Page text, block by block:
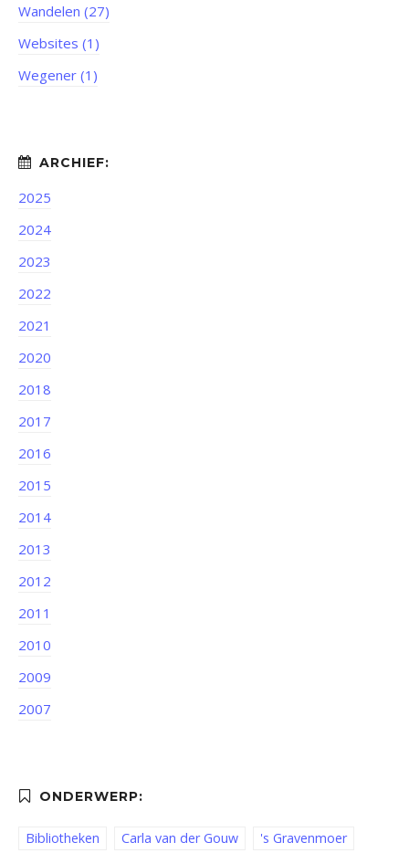
Wandelen (27)
Websites (1)
Wegener (1)
2025
2024
2023
2022
2021
2020
2018
2017
2016
2015
2014
2013
2012
2011
2010
2009
2007
Bibliotheken Carla van der Gouw 's Gravenmoer